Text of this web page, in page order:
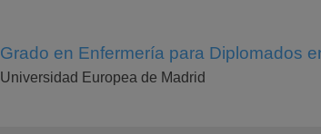
Grado en Enfermería para Diplomados
Universidad Europea de Madrid